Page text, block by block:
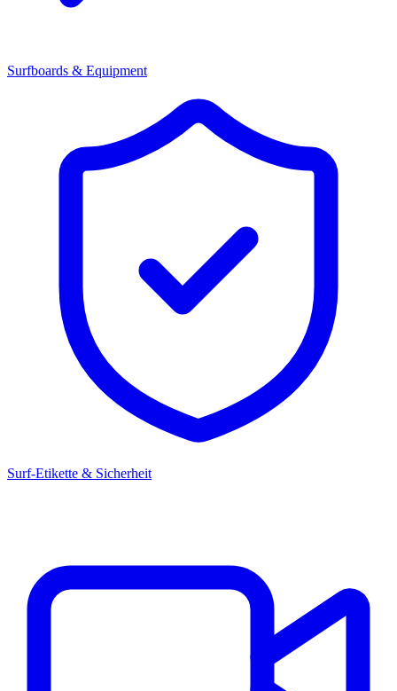
Surfboards & Equipment
Surf-Etikette & Sicherheit